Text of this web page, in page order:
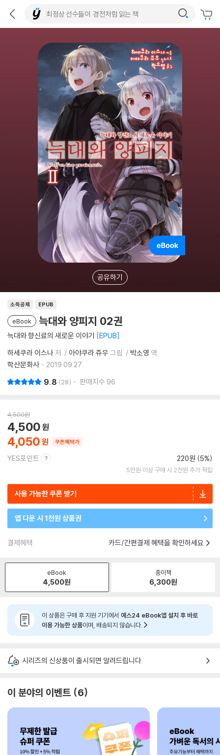
공유하기
소득공제 EPUB
eBook 늑대와 양피지 02권
늑대와 향신료의 새로운 이야기 EPUB
하세쿠라 이스나저 아야쿠라 쥬우 그림 박소영 역
학산문화사
2019.09.27.
9.8 28 판매지수 96
4,500원
4,050
4,500
쿠폰혜택가
YES포인트 220원 (5%)
5만원 이상 구매 시 2천원 추가 적립
사용 가능한 쿠폰 받기
앱 다운 시 1천원 상품권
결제혜택 카드/간편결제 혜택을 확인하세요
eBook
4,500원
종이책
6,300원
이 상품은 구매 후 지원 기기에서 예스24 eBook앱 설치 후 바로
이용 가능한 상품이며, 배송되지 않습니다.
시리즈의 신상품이 출시되면 알려드립니다.
이 분야의 이벤트 6